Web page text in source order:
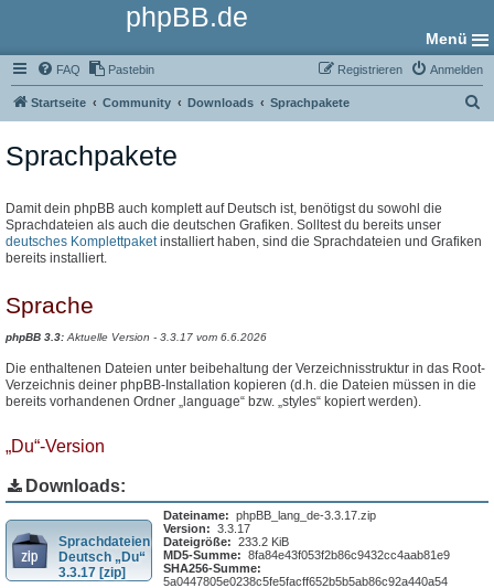
phpBB.de
Menü
FAQ Pastebin Anmelden
Registrieren
Startseite Community Downloads Sprachpakete
Sprachpakete
Damit dein phpBB auch komplett auf Deutsch ist, benötigst du sowohl die
Sprachdateien als auch die deutschen Grafiken. Solltest du bereits unser
deutsches Komplettpaketinstalliert haben, sind die Sprachdateien und Grafiken
bereits installiert.
Sprache
phpBB 3.3:Aktuelle Version - 3.3.17 vom 6.6.2026
Die enthaltenen Dateien unter beibehaltung der Verzeichnisstruktur in das Root-
Verzeichnis deiner phpBB-Installation kopieren (d.h. die Dateien müssen in die
bereits vorhandenen Ordner „language“ bzw. „styles“ kopiert werden).
„Du“-Version
Downloads:
Sprachdateien
Deutsch „Du“
3.3.17 [zip]
Dateiname: phpBB_lang_de-3.3.17.zip
Version: 3.3.17
Dateigröße: 233.2 KiB
MD5-Summe: 8fa84e43f053f2b86c9432cc4aab81e9
SHA256-Summe:
5a0447805e0238c5fe5facff652b5b5ab86c92a440a54